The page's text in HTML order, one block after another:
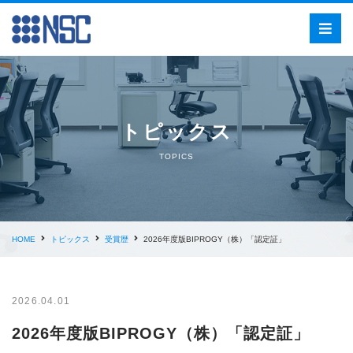
トピックス
TOPICS
HOME トピックス 受賞歴 2026年度版BIPROGY（株）「認定証」
2026.04.01
2026年度版BIPROGY（株）「認定証」